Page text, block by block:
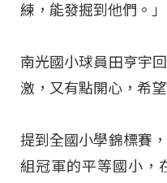
練，能發掘到他們。」
南光國小球員田亨宇
激，又有點開心，希
提到全國小學錦標賽
組冠軍的平等國小，